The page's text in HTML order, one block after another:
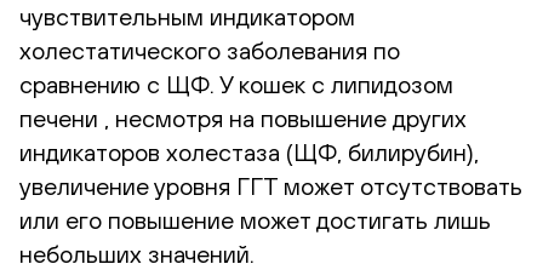
чувствительным индикатором
холестатического заболевания по
сравнению с ЩФ. У кошек с липидозом
печени , несмотря на повышение других
индикаторов холестаза (ЩФ, билирубин),
увеличение уровня ГГТ может отсутствовать
или его повышение может достигать лишь
небольших значений.